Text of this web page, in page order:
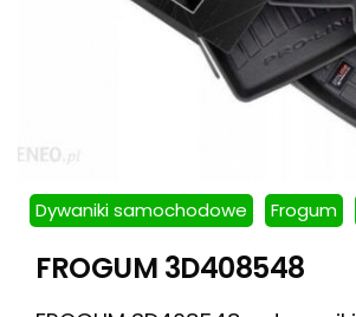
Dywaniki samochodowe Frogum
FROGUM 3D408548